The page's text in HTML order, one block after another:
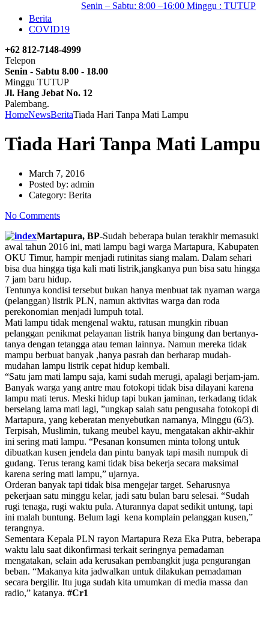
Senin – Sabtu: 8:00 –16:00 Minggu : TUTUP
Berita
COVID19
+62 812-7148-4999
Telepon
Senin - Sabtu 8.00 - 18.00
Minggu TUTUP
Jl. Hang Jebat No. 12
Palembang.
HomeNewsBeritaTiada Hari Tanpa Mati Lampu
Tiada Hari Tanpa Mati Lampu
March 7, 2016
Posted by: admin
Category: Berita
No Comments
Martapura, BP-Sudah beberapa bulan terakhir memasuki
awal tahun 2016 ini, mati lampu bagi warga Martapura, Kabupaten
OKU Timur, hampir menjadi rutinitas siang malam. Dalam sehari
bisa dua hingga tiga kali mati listrik,jangkanya pun bisa satu hingga
7 jam baru hidup.
Tentunya kondisi tersebut bukan hanya menbuat tak nyaman warga
(pelanggan) listrik PLN, namun aktivitas warga dan roda
perekonomian menjadi lumpuh total.
Mati lampu tidak mengenal waktu, ratusan mungkin ribuan
pelanggan penikmat pelayanan listrik hanya bingung dan bertanya-
tanya dengan tetangga atau teman lainnya. Namun mereka tidak
mampu berbuat banyak ,hanya pasrah dan berharap mudah-
mudahan lampu listrik cepat hidup kembali.
“Satu jam mati lampu saja, kami sudah merugi, apalagi berjam-jam.
Banyak warga yang antre mau fotokopi tidak bisa dilayani karena
lampu mati terus. Meski hidup tapi bukan jaminan, terkadang tidak
berselang lama mati lagi, ”ungkap salah satu pengusaha fotokopi di
Martapura, yang keberatan menyebutkan namanya, Minggu (6/3).
Terpisah, Muslimin, tukang meubel kayu, mengatakan akhir-akhir
ini sering mati lampu. “Pesanan konsumen minta tolong untuk
dibuatkan kusen jendela dan pintu banyak tapi masih numpuk di
gudang. Terus terang kami tidak bisa bekerja secara maksimal
karena sering mati lampu,” ujarnya.
Orderan banyak tapi tidak bisa mengejar target. Seharusnya
pekerjaan satu minggu kelar, jadi satu bulan baru selesai. “Sudah
rugi tenaga, rugi waktu pula. Aturannya dapat sedikit untung, tapi
ini malah buntung. Belum lagi kena komplain pelanggan kusen,”
terangnya.
Sementara Kepala PLN rayon Martapura Reza Eka Putra, beberapa
waktu lalu saat dikonfirmasi terkait seringnya pemadaman
mengatakan, selain ada kerusakan pembangkit juga pengurangan
beban. “Makanya kita jadwalkan untuk dilakukan pemadaman
secara bergilir. Itu juga sudah kita umumkan di media massa dan
radio,” katanya. #Cr1